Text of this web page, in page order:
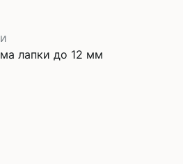
лапки до 12 мм